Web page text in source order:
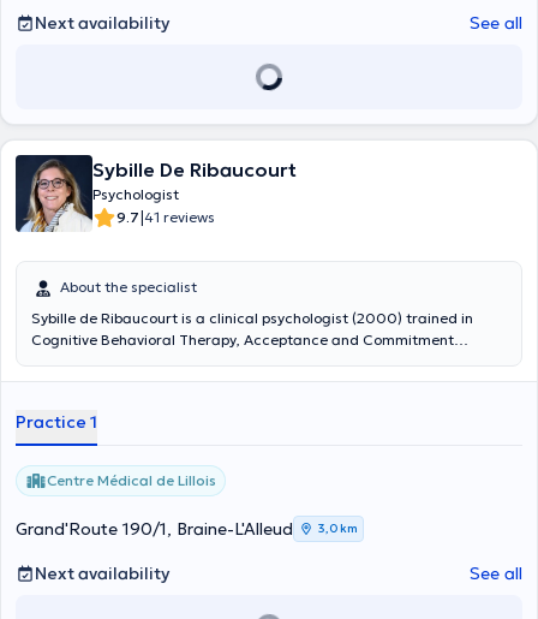
Next availability See all
Sybille De Ribaucourt
Psychologist
9.7|41 reviews
About the specialist
Sybille de Ribaucourt is a clinical psychologist (2000) trained in
Cognitive Behavioral Therapy, Acceptance and Commitment
available every Thursday at the Health Initiative and
Ribaucourt specializes in a number of areas including stress
management and difficult emotions, professional and parental
burn-outs as well as depression, anxiety disorders, sleep disorders,
difficulties in adapting to illness such as cancer, diabetes, tinnitus,
Covid-19, Crohn's disease, digestive disorders, chronic pain, etc.
Practice 1
Centre Médical de Lillois
Grand'Route 190/1, Braine-L'Alleud 3,0 km
Next availability See all